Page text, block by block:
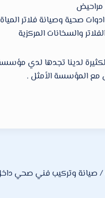
صحية وصيانة فلاتر
والسخانات المركزية
مع المؤسسة الأمثل .